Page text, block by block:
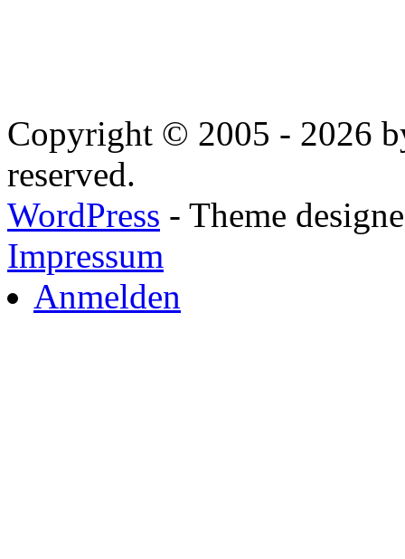
Copyright © 2005 - 2026
reserved.
WordPress - Theme
Impressum
Anmelden